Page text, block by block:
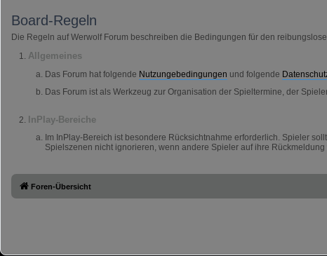
Board-Regeln
Die Regeln auf Werwolf Forum beschreiben die Bedingungen für den
Allgemeines
Das Forum hat folgende Nutzungebedingungen und folgende
Das Forum ist als Werkzeug zur Organisation der Spieltermine, der
InPlay-Bereiche
Im InPlay-Bereich ist besondere Rücksichtnahme erforderlich. Spieler
Spielszenen nicht ignorieren, wenn andere Spieler auf ihre Rückmeldung
Foren-Übersicht